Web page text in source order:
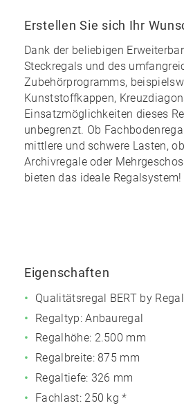
Erstellen Sie sich Ihr
Dank der beliebigen
Steckregals und des
Zubehörprogramms,
Kunststoffkappen,
Einsatzmöglichkeiten dieses
unbegrenzt. Ob
mittlere und schwere Lasten,
Archivregale oder
bieten das ideale Regalsystem!
Eigenschaften
Qualitätsregal BERT by
Regaltyp: Anbauregal
Regalhöhe: 2.500 mm
Regalbreite: 875 mm
Regaltiefe: 326 mm
Fachlast: 250 kg *